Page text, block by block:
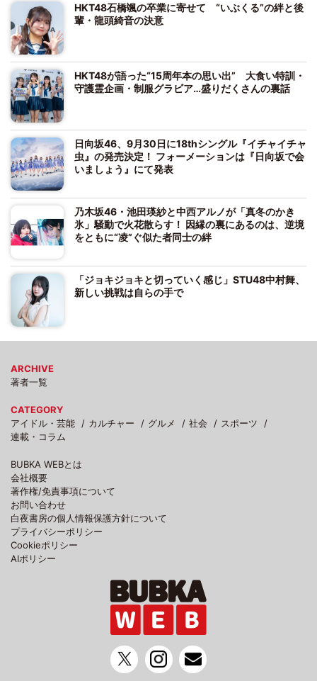
HKT48石橋颯の卒業に寄せて “いぶくる”の絆と後
輩・龍頭綺音の決意
HKT48が語った“15周年本の思い出” 大食い特訓・
守護霊企画・制服グラビア…盛りだくさんの裏話
日向坂46、9月30日に18thシングル『イチャイチャ
虫』の発売決定！ フォーメーションは『日向坂で会
いましょう』にて発表
乃木坂46・池田瑛紗と中西アルノが「真冬のかき
氷」騒動で火花散らす！ 因縁の裏にあるのは、逆境
をともに“凌”ぐ似た者同士の絆
「ジョキジョキと切っていく感じ」STU48中村舞、
新しい挑戦は自らの手で
ARCHIVE
著者一覧
CATEGORY
アイドル・芸能
カルチャー グルメ 社会
スポーツ
連載・コラム
BUBKA WEBとは
会社概要
著作権/免責事項について
お問い合わせ
白夜書房の個人情報保護方針について
プライバシーポリシー
Cookieポリシー
AIポリシー